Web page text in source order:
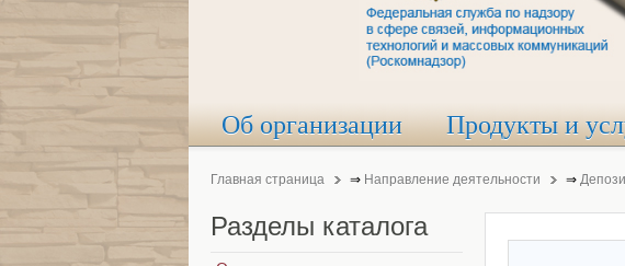
Об организации Продукты и
Главная страница ⇒ Направление деятельности ⇒
Разделы каталога